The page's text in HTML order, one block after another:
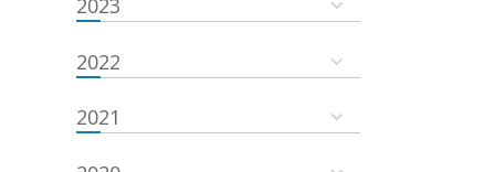
2023
2022
2021